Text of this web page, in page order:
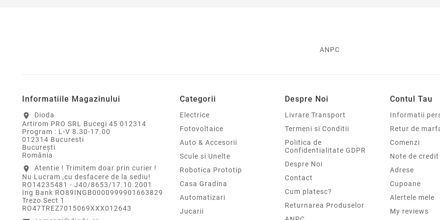
ANPC
Informatiile Magazinului
location_on
Dioda
Artirom PRO SRL Bucegi 45 012314
Program : L-V 8.30-17.00
012314 Bucuresti
Bucureşti
România
location_on
Atentie ! Trimitem doar prin curier !
Nu Lucram ,cu desfacere de la sediu!
RO14235481 - J40/8653/17.10.2001
Ing Bank RO89INGB0000999901663829
Trezo Sect 1
RO47TREZ7015069XXX012643
Categorii
Electrice
Fotovoltaice
Auto & Accesorii
Scule si Unelte
Robotica Prototip
Casa Gradina
Automatizari
Jucarii
Despre Noi
Livrare Transport
Termeni si Conditii
Politica de
Confidentialitate GDPR
Despre Noi
Contact
Cum platesc?
Returnarea Produselor
Contul Tau
Informatii
Retur de
Comenzi
Note de credit
Adrese
Cupoane
Alertele mele
My reviews